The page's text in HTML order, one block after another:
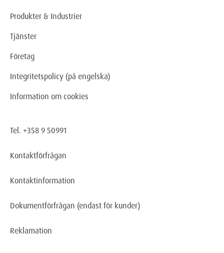
Produkter & Industrier
Tjänster
Företag
Integritetspolicy (på engelska)
Information om cookies
Tel. +358 9 50991
Kontaktförfrågan
Kontaktinformation
Dokumentförfrågan (endast för kunder)
Reklamation